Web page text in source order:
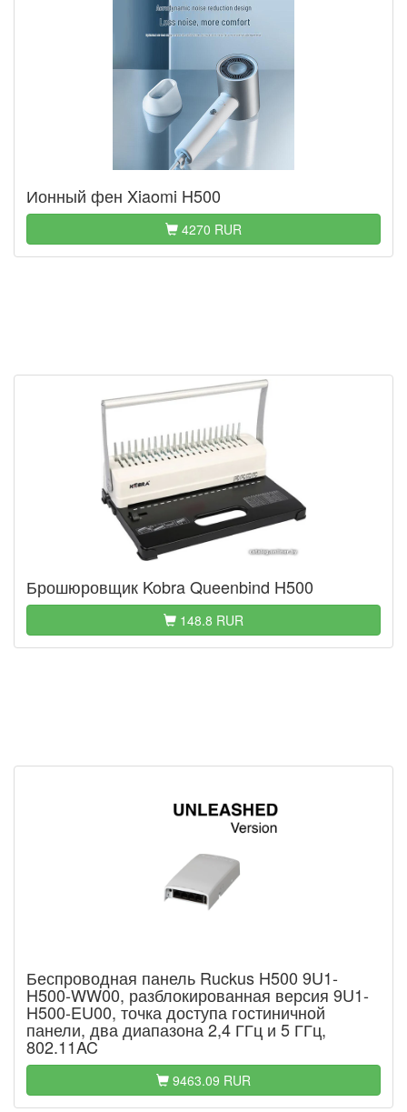
Ионный фен Xiaomi H500
4270 RUR
Брошюровщик Kobra Queenbind H500
148.8 RUR
Беспроводная панель Ruckus H500 9U1-
H500-WW00, разблокированная версия 9U1-
H500-EU00, точка доступа гостиничной
панели, два диапазона 2,4 ГГц и 5 ГГц,
802.11AC
9463.09 RUR